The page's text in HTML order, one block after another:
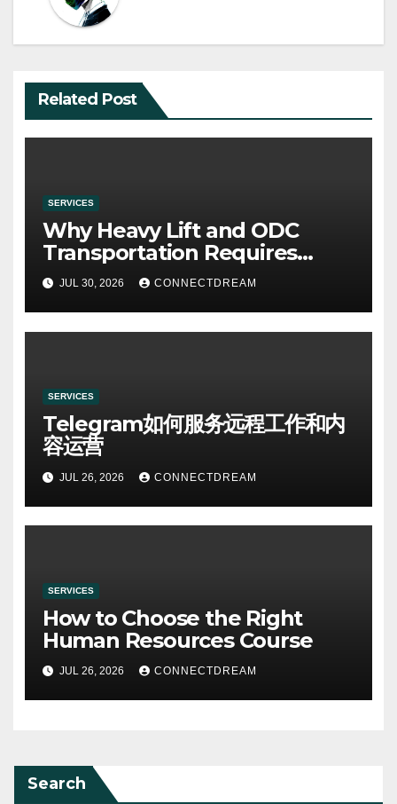
Related Post
SERVICES
Why Heavy Lift and ODC
Transportation Requires
Specialists
JUL 30, 2026 CONNECTDREAM
SERVICES
Telegram如何服务远程工作和内
容运营
JUL 26, 2026 CONNECTDREAM
SERVICES
How to Choose the Right
Human Resources Course
JUL 26, 2026 CONNECTDREAM
Search